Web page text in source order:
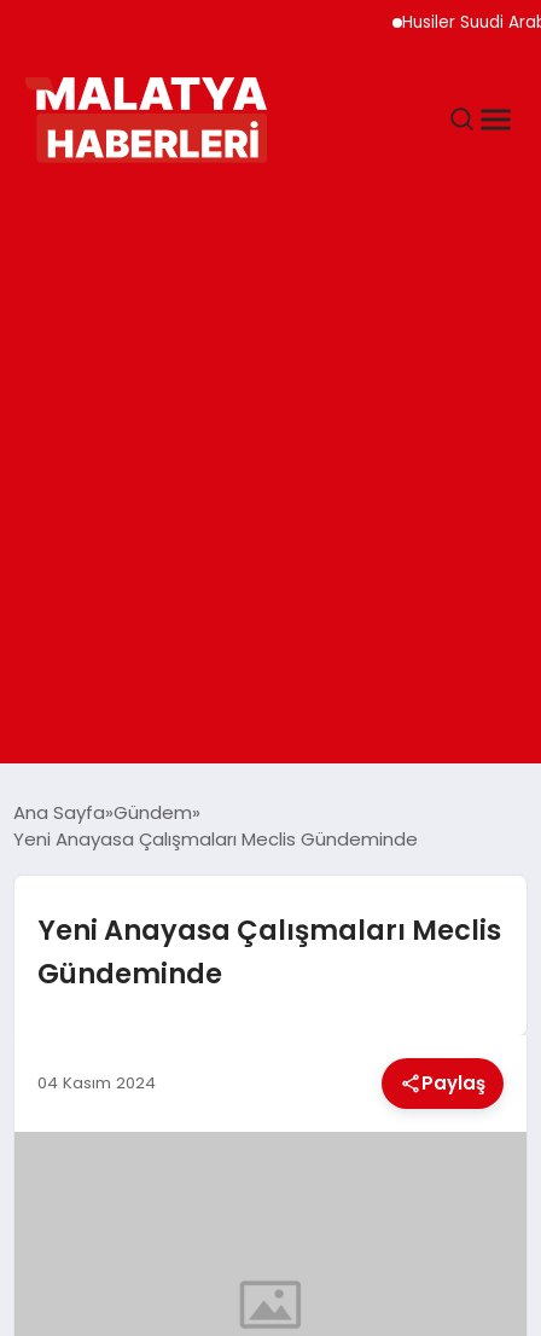
Husiler Suudi
DÜNYA
EKONOMI
Ana Sayfa Gündem
Yeni Anayasa Çalışmaları Meclis Gündeminde
Yeni Anayasa Çalışmaları Meclis
Gündeminde
04 Kasım 2024 Paylaş